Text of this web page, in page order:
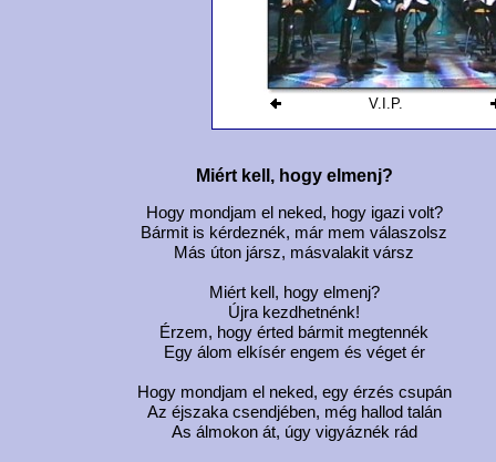
V.I.P.
Miért kell, hogy elmenj?
Hogy mondjam el neked, hogy igazi volt?
Bármit is kérdeznék, már mem válaszolsz
Más úton jársz, másvalakit vársz
Miért kell, hogy elmenj?
Újra kezdhetnénk!
Érzem, hogy érted bármit megtennék
Egy álom elkísér engem és véget ér
Hogy mondjam el neked, egy érzés csupán
Az éjszaka csendjében, még hallod talán
As álmokon át, úgy vigyáznék rád